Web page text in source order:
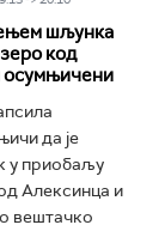
шљунка
код
осумњичени
да је
у приобаљу
Алексинца и
вештачко